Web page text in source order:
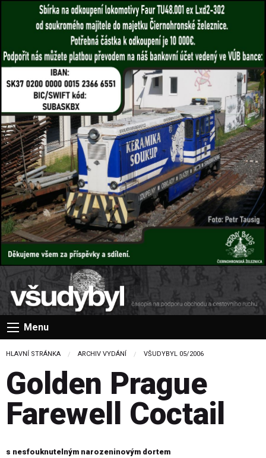
Menu
HLAVNÍ STRÁNKA ARCHIV VYDÁNÍ VŠUDYBYL 05/2006
Golden Prague
Farewell Coctail
s nesfouknutelným narozeninovým dortem